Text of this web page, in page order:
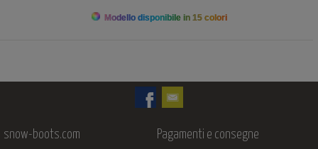
Modello disponibile in 15 colori
snow-boots.com Pagamenti e consegne